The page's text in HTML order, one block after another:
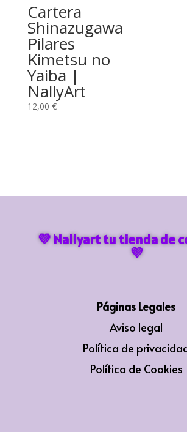
Cartera
Shinazugawa
Pilares
Kimetsu no
Yaiba |
NallyArt
12,00 €
💜 Nallyart tu tienda de
💜
Páginas Legales
Aviso legal
Política de
Política de Cookies